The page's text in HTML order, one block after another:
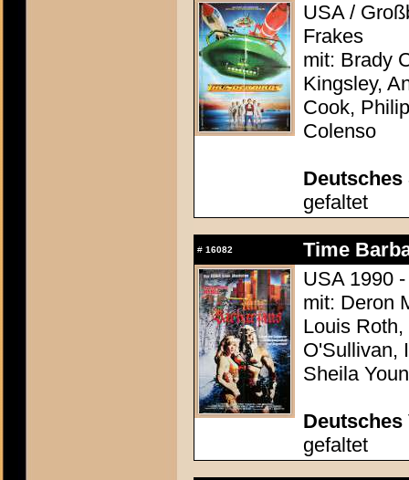
USA /
Frakes
mit: Brady
Kingsley,
Cook,
Colenso
gefaltet
# 16082
Time
USA 1990
mit: Deron
Louis
O'Sullivan,
Sheila
gefaltet